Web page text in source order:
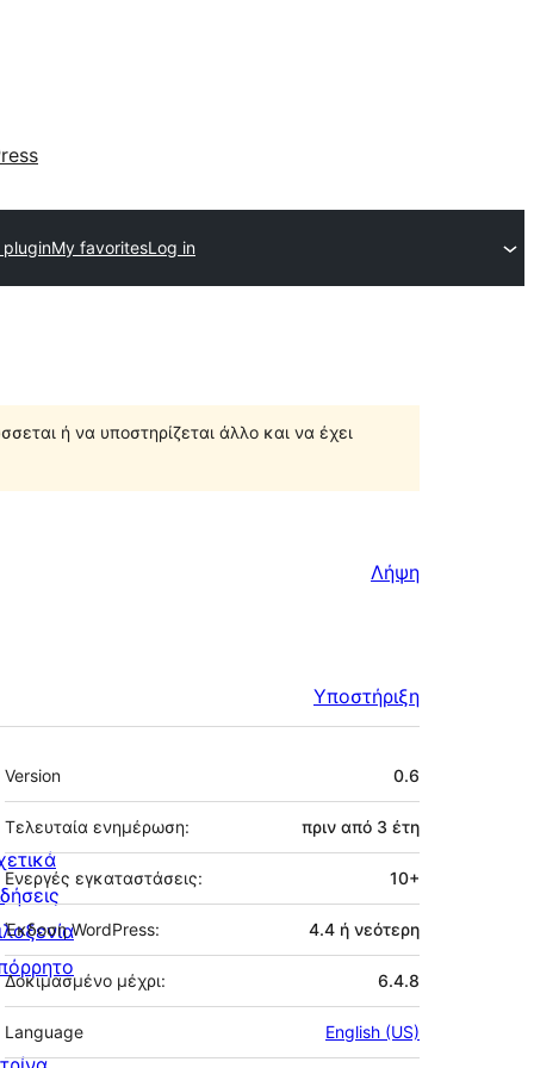
My favoritesLog in
ή να υποστηρίζεται άλλο και να έχει
Λήψη
Υποστήριξη
Μεταστοιχεία
Version 0.6
Τελευταία ενημέρωση: πριν από 3 έτη
Ενεργές εγκαταστάσεις: 10+
Έκδοση WordPress: 4.4 ή νεότερη
Δοκιμασμένο μέχρι: 6.4.8
Language English (US)